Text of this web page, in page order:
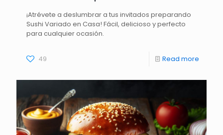
¡Atrévete a deslumbrar a tus invitados preparando
Sushi Variado en Casa! Fácil, delicioso y perfecto
para cualquier ocasión.
49 Read more